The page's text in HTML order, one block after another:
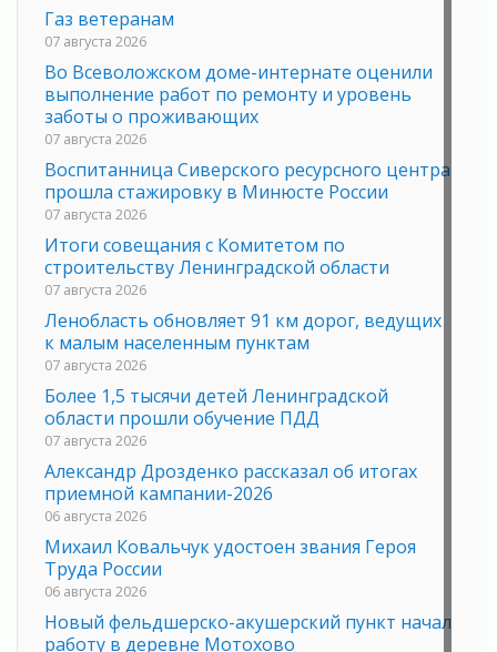
Газ ветеранам
07 августа 2026
Во Всеволожском доме-интернате оценили
выполнение работ по ремонту и уровень
заботы о проживающих
07 августа 2026
Воспитанница Сиверского ресурсного центра
прошла стажировку в Минюсте России
07 августа 2026
Итоги совещания с Комитетом по
строительству Ленинградской области
07 августа 2026
Ленобласть обновляет 91 км дорог, ведущих
к малым населенным пунктам
07 августа 2026
Более 1,5 тысячи детей Ленинградской
области прошли обучение ПДД
07 августа 2026
Александр Дрозденко рассказал об итогах
приемной кампании-2026
06 августа 2026
Михаил Ковальчук удостоен звания Героя
Труда России
06 августа 2026
Новый фельдшерско-акушерский пункт начал
работу в деревне Мотохово